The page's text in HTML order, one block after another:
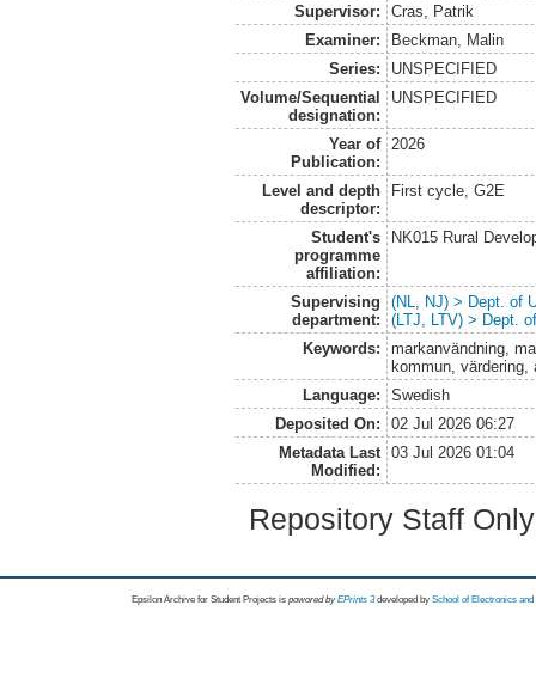
Supervisor:
Cras, Patrik
Examiner:
Beckman, Malin
Series:
UNSPECIFIED
Volume/Sequential
designation:
UNSPECIFIED
Year of
Publication:
2026
Level and depth
descriptor:
First cycle, G2E
Student's
programme
affiliation:
NK015 Rural
Supervising
department:
(NL, NJ) > Dept. of
(LTJ, LTV) > Dept.
Keywords:
markanvändning,
kommun, värdering,
Language:
Swedish
Deposited On:
02 Jul 2026 06:27
Metadata Last
Modified:
03 Jul 2026 01:04
Repository Staff
Epsilon Archive for Student Projects is powored byEPrints 3 developed by School of Electronics